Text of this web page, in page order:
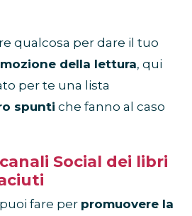
qualcosa per dare il tuo
della lettura, qui
per te una lista
spunti che fanno al caso
Social dei libri
fare per promuovere la